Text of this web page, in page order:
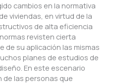
cambios en la normativa
viviendas, en virtud de la
de alta eficiencia
revisten cierta
de su aplicación las mismas
planes de estudios de
En este escenario
de las personas que